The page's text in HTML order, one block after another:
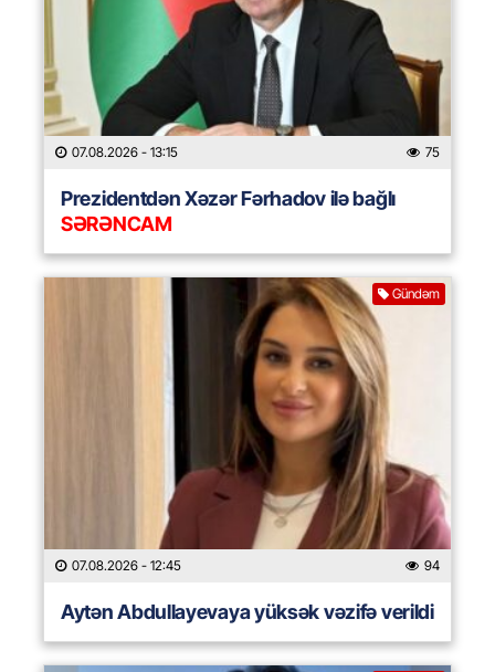
07.08.2026 - 13:15 75
Prezidentdən Xəzər Fərhadov ilə bağlı
SƏRƏNCAM
Gündəm
07.08.2026 - 12:45 94
Aytən Abdullayevaya yüksək vəzifə verildi